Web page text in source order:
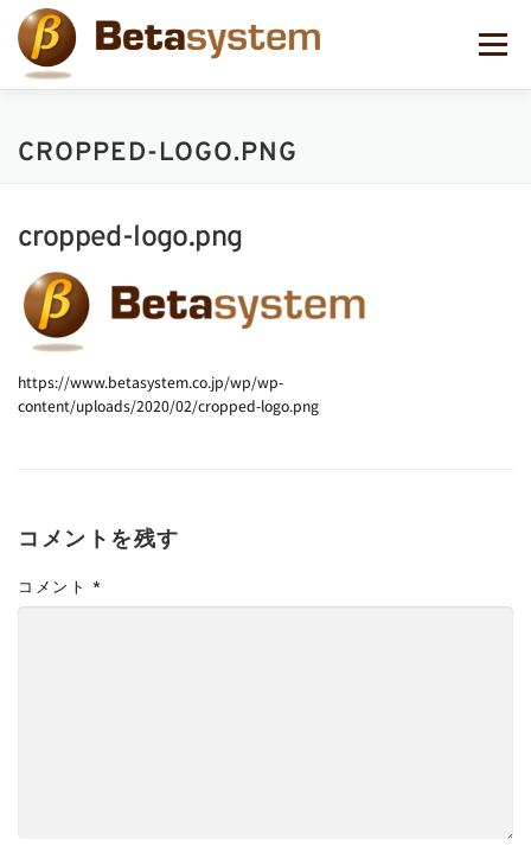
メニュー
CROPPED-LOGO.PNG
cropped-logo.png
https://www.betasystem.co.jp/wp/wp-
content/uploads/2020/02/cropped-logo.png
コメントを残す
コメント *